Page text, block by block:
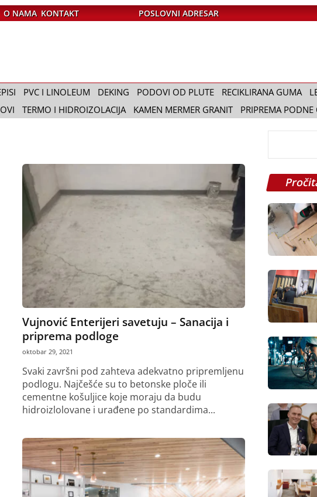
O NAMA KONTAKT POSLOVNI ADRESAR
PVC I LINOLEUM DEKING PODOVI OD PLUTE RECIKLIRANA GUMA
TERMO I HIDROIZOLACIJA KAMEN MERMER GRANIT PRIPREMA
Vujnović Enterijeri savetuju – Sanacija i
priprema podloge
oktobar 29, 2021
Svaki završni pod zahteva adekvatno pripremljenu
podlogu. Najčešće su to betonske ploče ili
cementne košuljice koje moraju da budu
hidroizlolovane i urađene po standardima...